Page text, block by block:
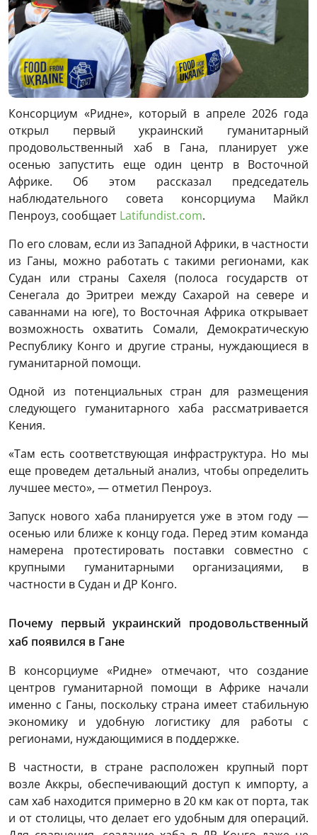
Консорциум «Ридне», который в апреле 2026 года
открыл первый украинский гуманитарный
продовольственный хаб в Гана, планирует уже
осенью запустить еще один центр в Восточной
Африке. Об этом рассказал председатель
наблюдательного совета консорциума Майкл
Пенроуз, сообщает Latifundist.com.
По его словам, если из Западной Африки, в частности
из Ганы, можно работать с такими регионами, как
Судан или страны Сахеля (полоса государств от
Сенегала до Эритреи между Сахарой на севере и
саваннами на юге), то Восточная Африка открывает
возможность охватить Сомали, Демократическую
Республику Конго и другие страны, нуждающиеся в
гуманитарной помощи.
Одной из потенциальных стран для размещения
следующего гуманитарного хаба рассматривается
Кения.
«Там есть соответствующая инфраструктура. Но мы
еще проведем детальный анализ, чтобы определить
лучшее место», — отметил Пенроуз.
Запуск нового хаба планируется уже в этом году —
осенью или ближе к концу года. Перед этим команда
намерена протестировать поставки совместно с
крупными гуманитарными организациями, в
частности в Судан и ДР Конго.
Почему первый украинский продовольственный
хаб появился в Гане
В консорциуме «Ридне» отмечают, что создание
центров гуманитарной помощи в Африке начали
именно с Ганы, поскольку страна имеет стабильную
экономику и удобную логистику для работы с
регионами, нуждающимися в поддержке.
В частности, в стране расположен крупный порт
возле Аккры, обеспечивающий доступ к импорту, а
сам хаб находится примерно в 20 км как от порта, так
и от столицы, что делает его удобным для операций.